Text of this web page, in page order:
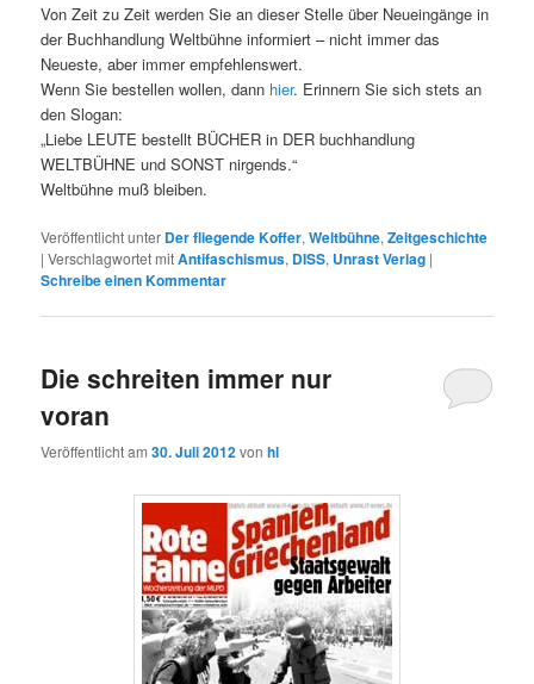
Von Zeit zu Zeit werden Sie an dieser Stelle über Neueingänge in
der Buchhandlung Weltbühne informiert – nicht immer das
Neueste, aber immer empfehlenswert.
Wenn Sie bestellen wollen, dann hier. Erinnern Sie sich stets an
den Slogan:
„Liebe LEUTE bestellt BÜCHER in DER buchhandlung
WELTBÜHNE und SONST nirgends.“
Weltbühne muß bleiben.
Veröffentlicht unter Der fliegende Koffer,Weltbühne,Zeitgeschichte
|Verschlagwortet mitAntifaschismus, DISS, Unrast Verlag |
Schreibe einen Kommentar
Die schreiten immer nur
voran
Veröffentlicht am30. Juli 2012vonhl